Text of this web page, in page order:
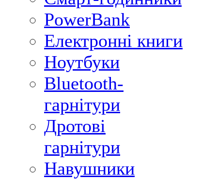
PowerBank
Електронні книги
Ноутбуки
Bluetooth-
гарнітури
Дротові
гарнітури
Навушники